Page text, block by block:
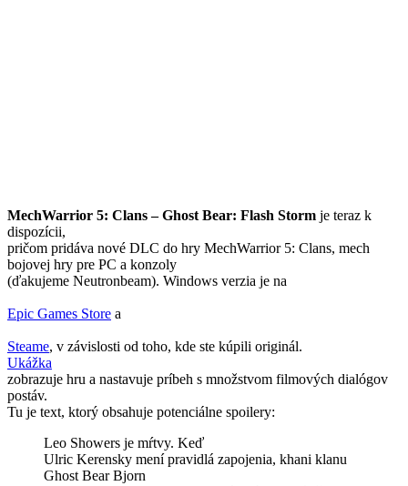
MechWarrior 5: Clans – Ghost Bear: Flash Storm je teraz k
dispozícii,
pričom pridáva nové DLC do hry MechWarrior 5: Clans, mech
bojovej hry pre PC a konzoly
(ďakujeme Neutronbeam). Windows verzia je na
Epic Games Store a
Steame, v závislosti od toho, kde ste kúpili originál.
Ukážka
zobrazuje hru a nastavuje príbeh s množstvom filmových dialógov
postáv.
Tu je text, ktorý obsahuje potenciálne spoilery:
Leo Showers je mŕtvy. Keď
Ulric Kerensky mení pravidlá zapojenia, khani klanu
Ghost Bear Bjorn